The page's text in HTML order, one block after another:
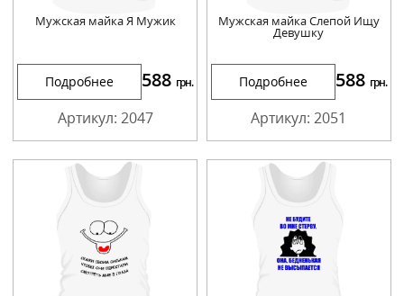
Мужская майка Я Мужик
Подробнее 588 грн.
Артикул: 2047
Мужская майка Слепой Ищу
Девушку
Подробнее 588 грн.
Артикул: 2051